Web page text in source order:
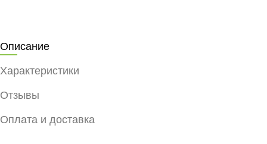
Описание
Характеристики
Отзывы
Оплата и доставка